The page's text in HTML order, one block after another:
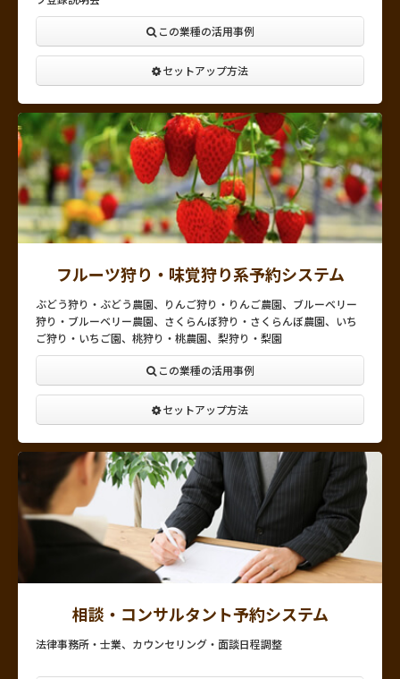
この業種の活用事例
セットアップ方法
フルーツ狩り・味覚狩り系予約システム
ぶどう狩り・ぶどう農園、りんご狩り・りんご農園、ブルーベリー
狩り・ブルーベリー農園、さくらんぼ狩り・さくらんぼ農園、いち
ご狩り・いちご園、桃狩り・桃農園、梨狩り・梨園
この業種の活用事例
セットアップ方法
相談・コンサルタント予約システム
法律事務所・士業、カウンセリング・面談日程調整